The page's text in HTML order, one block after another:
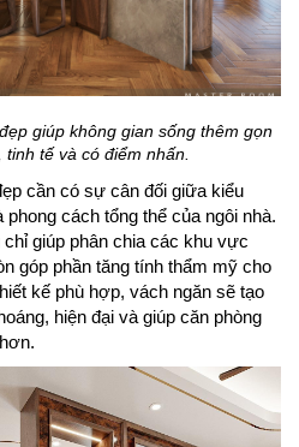
giúp không gian sống thêm gọn
tinh tế và có điểm nhấn.
cần có sự cân đối giữa kiểu
phong cách tổng thể của ngôi nhà.
chỉ giúp phân chia các khu vực
góp phần tăng tính thẩm mỹ cho
kế phù hợp, vách ngăn sẽ tạo
hiện đại và giúp căn phòng